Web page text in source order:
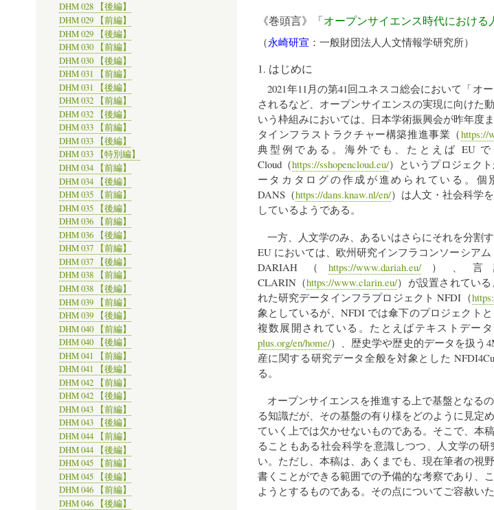
《巻頭言》「オープンサイエンス時代における
（永崎研宣 ： 一般財団法人人文情報学研究所）
1. はじめに
2021年11月の第41回ユネスコ総会において「オ
されるなど、オープンサイエンスの実現に向けた
いう枠組みにおいては、日本学術振興会が昨年度
タインフラストラクチャー構築推進事業（https://
典型例である。海外でも、たとえば EU では
Cloud（https://sshopencloud.eu/）というプロジェク
ータカタログの作成が進められている。
DANS（https://dans.knaw.nl/en/）は人文・社会科学
しているようである。
一方、人文学のみ、あるいはさらにそれを分割
EU においては、欧州研究インフラコンソーシア
DARIAH（ https://www.dariah.eu/）、言
CLARIN（https://www.clarin.eu/）が設置されてい
れた研究データインフラプロジェクト NFDI（
象としているが、NFDI では傘下のプロジェクト
複数展開されている。たとえばテキストデータ
plus.org/en/home/）、歴史学や歴史的データを扱う
産に関する研究データ全般を対象とした
る。
オープンサイエンスを推進する上で基盤となる
る知識だが、その基盤の有り様をどのように見定
ていく上では欠かせないものである。そこで、本
ることもある社会科学を意識しつつ、人文学の
い。ただし、本稿は、あくまでも、現在筆者の視
書くことができる範囲での予備的な考察であり、
ようとするものである。その点についてご容赦いた
DHM 028 【後編】
DHM 029 【前編】
DHM 029 【後編】
DHM 030 【前編】
DHM 030 【後編】
DHM 031 【前編】
DHM 031 【後編】
DHM 032 【前編】
DHM 032 【後編】
DHM 033 【前編】
DHM 033 【後編】
DHM 033 【特別編】
DHM 034 【前編】
DHM 034 【後編】
DHM 035 【前編】
DHM 035 【後編】
DHM 036 【前編】
DHM 036 【後編】
DHM 037 【前編】
DHM 037 【後編】
DHM 038 【前編】
DHM 038 【後編】
DHM 039 【前編】
DHM 039 【後編】
DHM 040 【前編】
DHM 040 【後編】
DHM 041 【前編】
DHM 041 【後編】
DHM 042 【前編】
DHM 042 【後編】
DHM 043 【前編】
DHM 043 【後編】
DHM 044 【前編】
DHM 044 【後編】
DHM 045 【前編】
DHM 045 【後編】
DHM 046 【前編】
DHM 046 【後編】